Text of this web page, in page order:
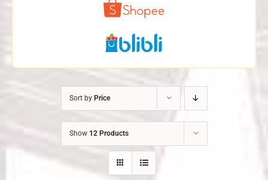
Sort by Price
Show 12 Products